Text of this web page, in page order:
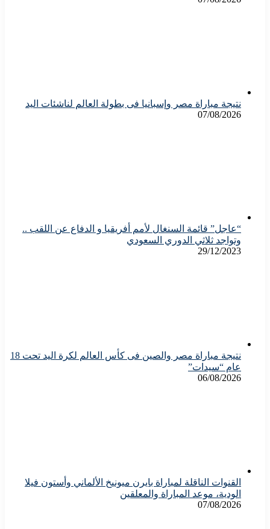
نتيجة مباراة مصر وإسبانيا فى بطولة العالم لناشئات اليد
07/08/2026
“عاجل” قائمة السنغال لأمم أفريقيا و الدفاع عن اللقب ..
وتواجد ثلاثي الدوري السعودي
29/12/2023
نتيجة مباراة مصر والصين فى كأس العالم لكرة اليد تحت 18
عام “سيدات”
06/08/2026
القنوات الناقلة لمباراة بايرن ميونيخ الألماني وأستون فيلا
الودية، موعد المباراة والمعلقين
07/08/2026